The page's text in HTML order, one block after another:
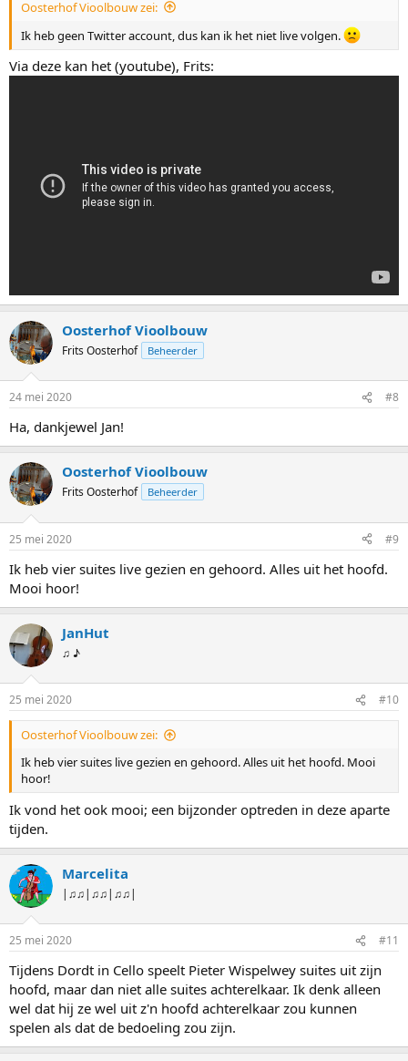
Oosterhof Vioolbouw zei:
Ik heb geen Twitter account, dus kan ik het niet live volgen.
Via deze kan het (youtube), Frits:
Oosterhof Vioolbouw
Frits Oosterhof Beheerder
24 mei 2020 #8
Ha, dankjewel Jan!
Oosterhof Vioolbouw
Frits Oosterhof Beheerder
25 mei 2020 #9
Ik heb vier suites live gezien en gehoord. Alles uit het hoofd.
Mooi hoor!
JanHut
♫ ♪
25 mei 2020 #10
Oosterhof Vioolbouw zei:
Ik heb vier suites live gezien en gehoord. Alles uit het hoofd. Mooi
hoor!
Ik vond het ook mooi; een bijzonder optreden in deze aparte
tijden.
Marcelita
|♫♫|♫♫|♫♫|
25 mei 2020 #11
Tijdens Dordt in Cello speelt Pieter Wispelwey suites uit zijn
hoofd, maar dan niet alle suites achterelkaar. Ik denk alleen
wel dat hij ze wel uit z'n hoofd achterelkaar zou kunnen
spelen als dat de bedoeling zou zijn.